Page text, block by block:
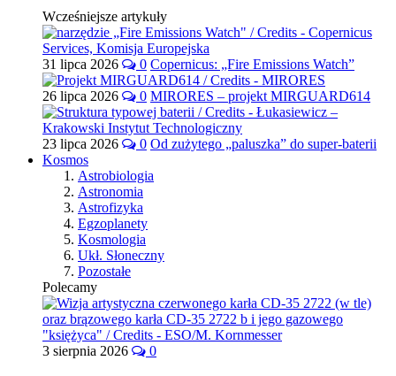
Wcześniejsze artykuły
31 lipca 2026 0 Copernicus: „Fire Emissions Watch”
26 lipca 2026 0 MIRORES – projekt MIRGUARD614
23 lipca 2026 0 Od zużytego „paluszka” do super-baterii
Kosmos
Astrobiologia
Astronomia
Astrofizyka
Egzoplanety
Kosmologia
Ukł. Słoneczny
Pozostałe
Polecamy
3 sierpnia 2026 0